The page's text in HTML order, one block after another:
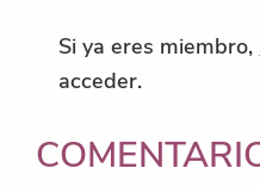
Si ya eres miembro,
acceder.